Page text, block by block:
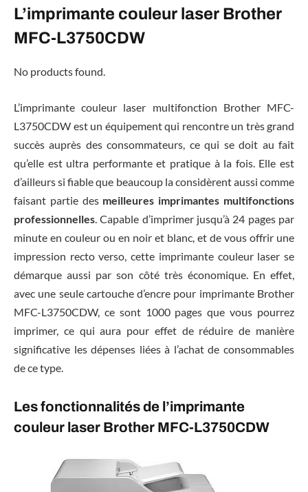
L’imprimante couleur laser Brother
MFC-L3750CDW
No products found.
L’imprimante couleur laser multifonction Brother MFC-
L3750CDW est un équipement qui rencontre un très grand
succès auprès des consommateurs, ce qui se doit au fait
qu’elle est ultra performante et pratique à la fois. Elle est
d’ailleurs si fiable que beaucoup la considèrent aussi comme
faisant partie des meilleures imprimantes multifonctions
professionnelles. Capable d’imprimer jusqu’à 24 pages par
minute en couleur ou en noir et blanc, et de vous offrir une
impression recto verso, cette imprimante couleur laser se
démarque aussi par son côté très économique. En effet,
avec une seule cartouche d’encre pour imprimante Brother
MFC-L3750CDW, ce sont 1000 pages que vous pourrez
imprimer, ce qui aura pour effet de réduire de manière
significative les dépenses liées à l’achat de consommables
de ce type.
Les fonctionnalités de l’imprimante
couleur laser Brother MFC-L3750CDW